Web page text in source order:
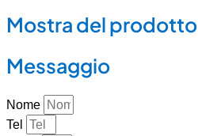
Mostra del prodotto
Messaggio
Nome
Tel